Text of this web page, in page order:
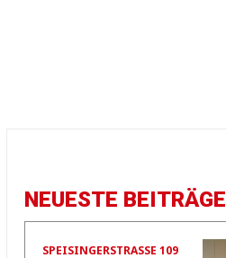
NEUESTE BEITRÄGE
SPEISINGERSTRASSE 109